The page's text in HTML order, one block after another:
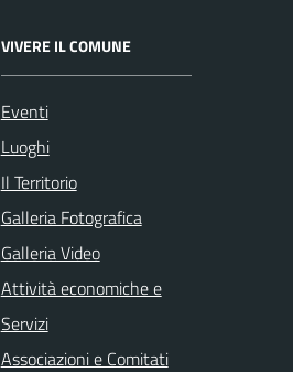
VIVERE IL COMUNE
Eventi
Luoghi
Il Territorio
Galleria Fotografica
Galleria Video
Attività economiche e
Servizi
Associazioni e Comitati